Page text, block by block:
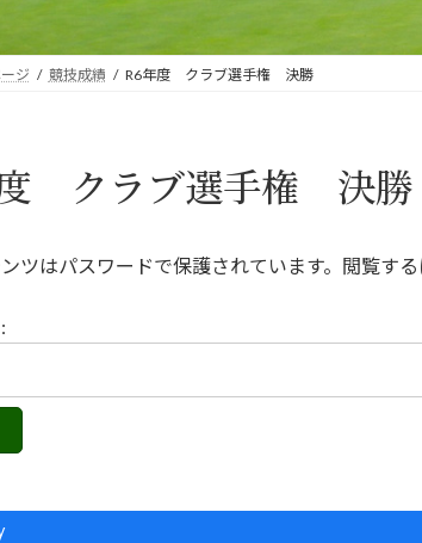
ジ 競技成績 R6年度 クラブ選手権 決勝
クラブ選手権 決勝
ツはパスワードで保護されています。閲覧す